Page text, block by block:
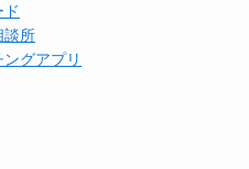
談所
グアプリ